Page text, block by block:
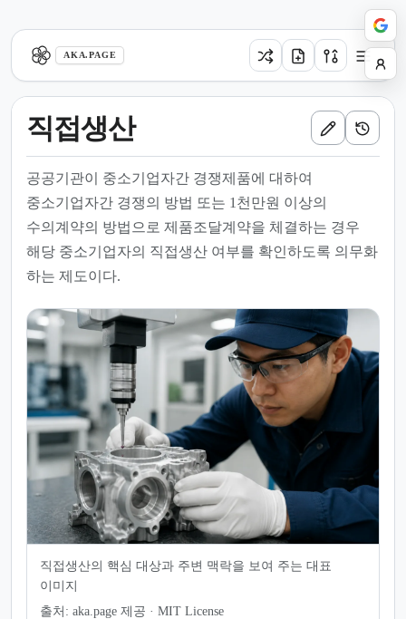
AKA.PAGE
직접생산
공공기관이 중소기업자간 경쟁제품에 대하여
중소기업자간 경쟁의 방법 또는 1천만원 이상의
수의계약의 방법으로 제품조달계약을 체결하는 경우
해당 중소기업자의 직접생산 여부를 확인하도록 의무화
하는 제도이다.
직접생산의 핵심 대상과 주변 맥락을 보여 주는 대표
이미지
출처: aka.page 제공 · MIT License